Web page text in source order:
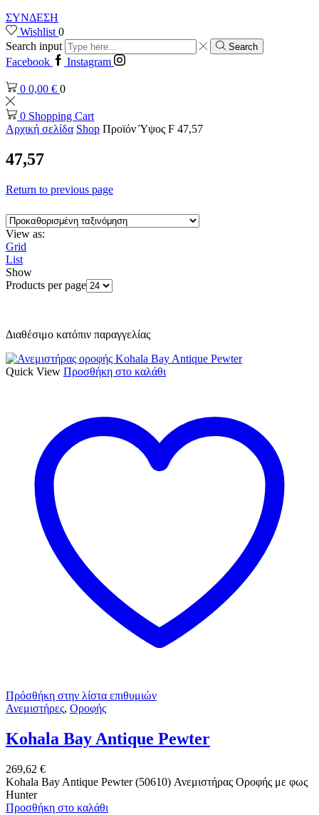
ΣΥΝΔΕΣΗ
Wishlist 0
Search input
Search
Facebook Instagram
0 0,00 € 0
0 Shopping Cart
Αρχική σελίδα Shop Προϊόν Ύψος F 47,57
47,57
Return to previous page
View as:
Grid
List
Show
Products per page
Διαθέσιμο κατόπιν παραγγελίας
Quick View Προσθήκη στο καλάθι
Πρόσθήκη στην λίστα επιθυμιών
Ανεμιστήρες, Οροφής
Kohala Bay Antique Pewter
269,62 €
Kohala Bay Antique Pewter (50610) Ανεμιστήρας Οροφής με φως
Hunter
Προσθήκη στο καλάθι